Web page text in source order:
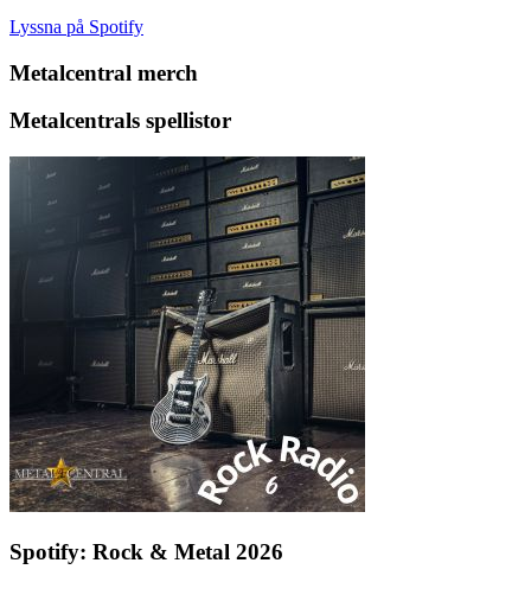
Lyssna på Spotify
Metalcentral merch
Metalcentrals spellistor
Spotify: Rock & Metal 2026